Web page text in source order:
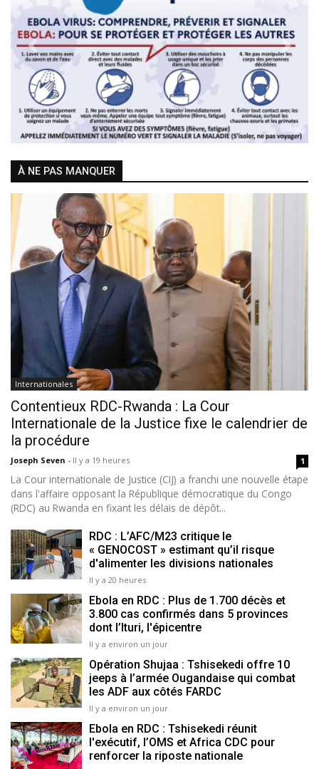
Previous Next
À NE PAS MANQUER
Internationales
Contentieux RDC-Rwanda : La Cour
Internationale de la Justice fixe le calendrier de
la procédure
Joseph Seven - Il y a 19 heures 1
La Cour internationale de Justice (CIJ) a franchi une nouvelle étape
dans l'affaire opposant la République démocratique du Congo
(RDC) au Rwanda en fixant les délais de dépôt...
RDC : L’AFC/M23 critique le
« GENOCOST » estimant qu’il risque
d'alimenter les divisions nationales
Il y a 20 heures
Ebola en RDC : Plus de 1.700 décès et
3.800 cas confirmés dans 5 provinces
dont l’Ituri, l'épicentre
Il y a environ un jour
Opération Shujaa : Tshisekedi offre 10
jeeps à l’armée Ougandaise qui combat
les ADF aux côtés FARDC
Il y a environ un jour
Ebola en RDC : Tshisekedi réunit
l'exécutif, l’OMS et Africa CDC pour
renforcer la riposte nationale